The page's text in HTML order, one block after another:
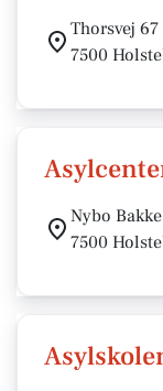
Thorsvej 67
7500
Nybo
7500